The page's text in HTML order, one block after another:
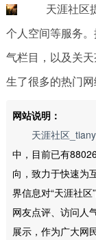
天涯社区
个人空间等服务
气栏目，以及关
生了很多的热门
网站说明：
天涯社区
中，目前已有
向，致力于快速为
界信息对“天涯社
网友点评、访问人
展示，作为广大网